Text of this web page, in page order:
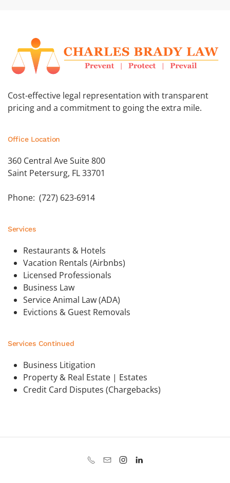
Cost-effective legal representation with transparent
pricing and a commitment to going the extra mile.
Office Location
360 Central Ave Suite 800
Saint Petersurg, FL 33701
Phone: (727) 623-6914
Services
Restaurants & Hotels
Vacation Rentals (Airbnbs)
Licensed Professionals
Business Law
Service Animal Law (ADA)
Evictions & Guest Removals
Services Continued
Business Litigation
Property & Real Estate | Estates
Credit Card Disputes (Chargebacks)